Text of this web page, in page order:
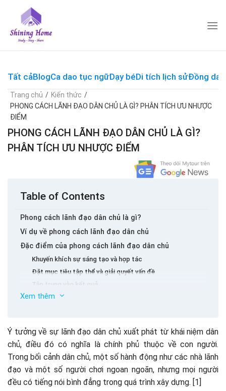
content
Tất cảBlogCa dao tục ngữDạy béDi tích lịch sửĐồng dao
Trang chủ / Kiến thức /
PHONG CÁCH LÃNH ĐẠO DÂN CHỦ LÀ GÌ? PHÂN TÍCH ƯU NHƯỢC
ĐIỂM
PHONG CÁCH LÃNH ĐẠO DÂN CHỦ LÀ GÌ?
PHÂN TÍCH ƯU NHƯỢC ĐIỂM
Table of Contents
Phong cách lãnh đạo dân chủ là gì?
Ví dụ về phong cách lãnh đạo dân chủ
Đặc điểm của phong cách lãnh đạo dân chủ
Khuyến khích sự sáng tạo và hợp tác
Đặt mục tiêu tập thể và giải quyết vấn đề
Tập trung vào kết quả
linh hoạt
Nhược điểm khi làm việc theo phong cách lãnh đạo dân
chủ
Làm thế nào để bắt đầu thực hiện một phong cách
lãnh đạo dân chủ tại nơi làm việc?
Một số câu hỏi phổ biến
Xem thêm
Ý tưởng về sự lãnh đạo dân chủ xuất phát từ khái niệm dân
chủ, điều đó có nghĩa là chính phủ thuộc về con người.
Trong bối cảnh dân chủ, một số hành động như các nhà lãnh
đạo và một số người chơi ngoan ngoãn, nhưng mọi người
đều có tiếng nói bình đẳng trong quá trình xây dựng. [1]